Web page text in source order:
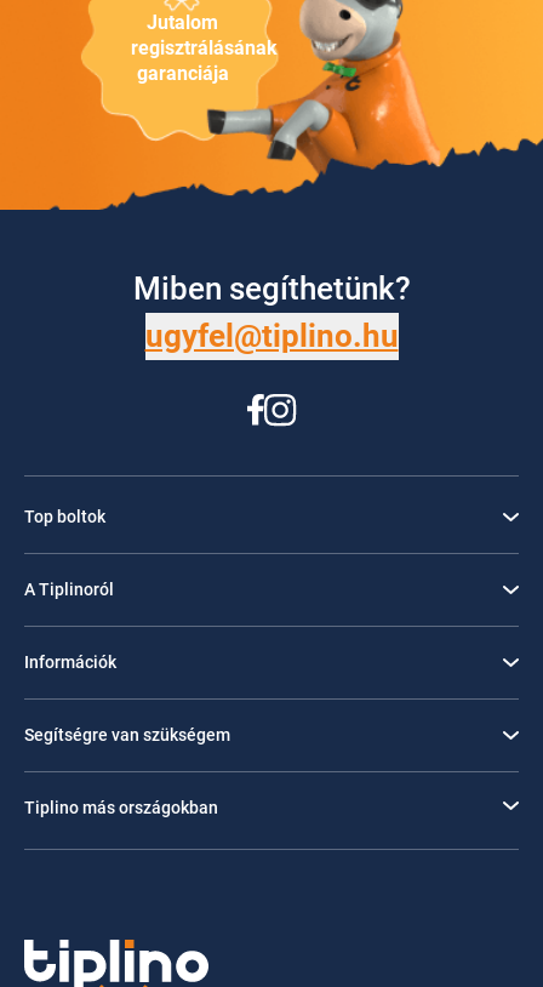
Jutalom
regisztrálásának
garanciája
Miben segíthetünk?
ugyfel@tiplino.hu
Top boltok
A Tiplinoról
Információk
Segítségre van szükségem
Tiplino más országokban